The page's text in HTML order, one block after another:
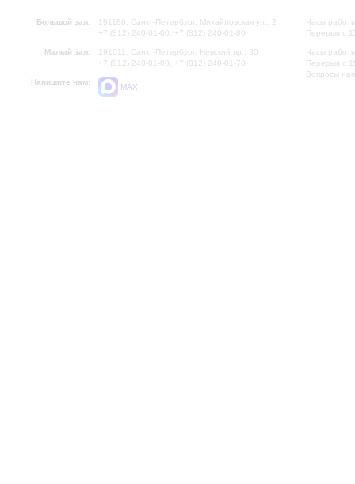
Большой зал:
191186, Санкт-Петербург, Михайловская ул., 2
+7 (812) 240-01-00, +7 (812) 240-01-80
Малый зал:
191011, Санкт-Петербург, Невский пр., 30
+7 (812) 240-01-00, +7 (812) 240-01-70
Напишите нам:
MAX
Часы
Перерыв с
Часы
Перерыв с
Вопросы